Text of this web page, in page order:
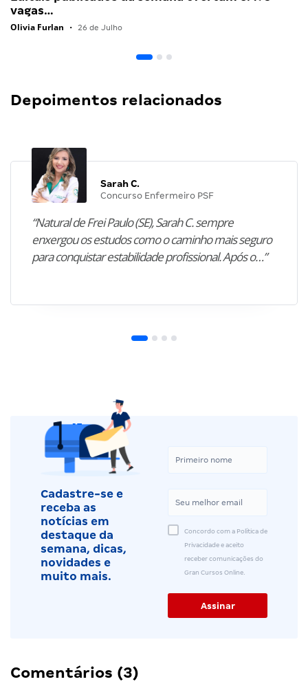
vagas…
Olivia Furlan • 26 de Julho
Depoimentos relacionados
Sarah C.
Concurso Enfermeiro PSF
“Natural de Frei Paulo (SE), Sarah C. sempre
enxergou os estudos como o caminho mais seguro
para conquistar estabilidade profissional. Após o…”
Cadastre-se e
receba as
notícias em
destaque da
semana, dicas,
novidades e
muito mais.
Concordo com a Política de
Privacidade e aceito
receber comunicações do
Gran Cursos Online.
Comentários (3)